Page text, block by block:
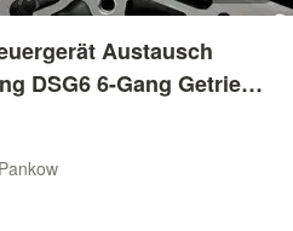
Austausch
DSG6 6-Gang Getriebe
Touran Caddy Audi
02E